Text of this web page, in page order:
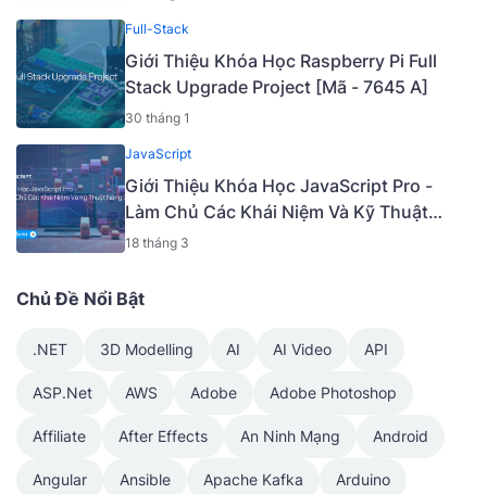
Full-Stack
Giới Thiệu Khóa Học Raspberry Pi Full
Stack Upgrade Project [Mã - 7645 A]
30 tháng 1
JavaScript
Giới Thiệu Khóa Học JavaScript Pro -
Làm Chủ Các Khái Niệm Và Kỹ Thuật
Nâng Cao [Mã - 6919 A]
18 tháng 3
Chủ Đề Nổi Bật
.NET 3D Modelling AI AI Video API
ASP.Net AWS Adobe Adobe Photoshop
Affiliate After Effects An Ninh Mạng Android
Angular Ansible Apache Kafka Arduino